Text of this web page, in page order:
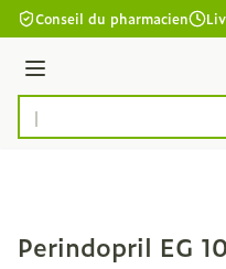
Aller au contenu
Conseil du pharmacien
Menu
Rechercher
Perindopril EG